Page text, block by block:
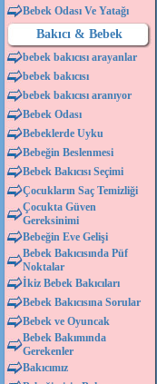
Bebek Odası Ve Yatağı
Bakıcı & Bebek
bebek bakıcısı arayanlar
bebek bakıcısı
bebek bakıcısı aranıyor
Bebek Odası
Bebeklerde Uyku
Bebeğin Beslenmesi
Bebek Bakıcısı Seçimi
Çocukların Saç Temizliği
Çocukta Güven
Gereksinimi
Bebeğin Eve Gelişi
Bebek Bakıcısında Püf
Noktalar
İkiz Bebek Bakıcıları
Bebek Bakıcısına Sorular
Bebek ve Oyuncak
Bebek Bakımında
Gerekenler
Bakıcımız